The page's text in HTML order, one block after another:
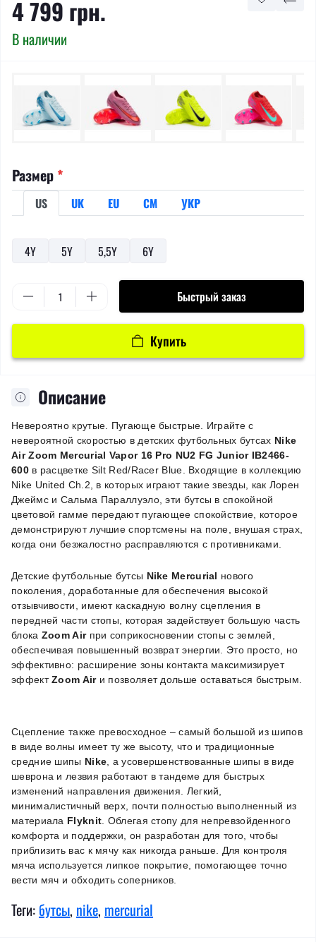
4 799 грн.
В наличии
Размер *
US UK EU СМ УКР
4Y 5Y 5,5Y 6Y
Быстрый заказ
Купить
Описание
Невероятно крутые. Пугающе быстрые. Играйте с
невероятной скоростью в детских футбольных бутсах Nike
Air Zoom Mercurial Vapor 16 Pro NU2 FG Junior IB2466-
600в расцветке Silt Red/Racer Blue. Входящие в коллекцию
Nike United Ch.2, в которых играют такие звезды, как Лорен
Джеймс и Сальма Параллуэло, эти бутсы в спокойной
цветовой гамме передают пугающее спокойствие, которое
демонстрируют лучшие спортсмены на поле, внушая страх,
когда они безжалостно расправляются с противниками.
Детские футбольные бутсы Nike Mercurial нового
поколения, доработанные для обеспечения высокой
отзывчивости, имеют каскадную волну сцепления в
передней части стопы, которая задействует большую часть
блока Zoom Airпри соприкосновении стопы с землей,
обеспечивая повышенный возврат энергии. Это просто, но
эффективно: расширение зоны контакта максимизирует
эффектZoom Airи позволяет дольше оставаться быстрым.
Сцепление также превосходное – самый большой из шипов
в виде волны имеет ту же высоту, что и традиционные
средние шипы Nike , а усовершенствованные шипы в виде
шеврона и лезвия работают в тандеме для быстрых
изменений направления движения. Легкий,
минималистичный верх, почти полностью выполненный из
материала Flyknit . Облегая стопу для непревзойденного
комфорта и поддержки, он разработан для того, чтобы
приблизить вас к мячу как никогда раньше. Для контроля
мяча используется липкое покрытие, помогающее точно
вести мяч и обходить соперников.
Теги: бутсы, nike, mercurial